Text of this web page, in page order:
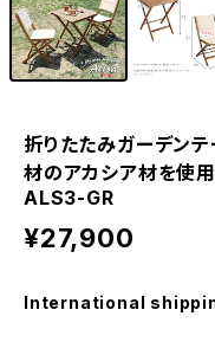
折りたたみガーデンテ
材のアカシア材を
ALS3-GR
¥27,900
International